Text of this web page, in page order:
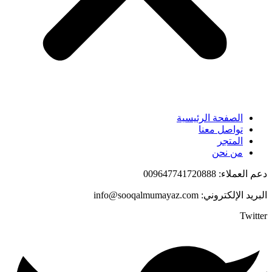
الصفحة الرئيسية
تواصل معنا
المتجر
من نحن
دعم العملاء: 009647741720888
البريد الإلكتروني: info@sooqalmumayaz.com
Twitter